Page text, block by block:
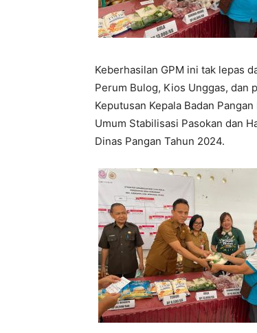
Keberhasilan GPM ini tak lepas
Perum Bulog, Kios Unggas, dan
Keputusan Kepala Badan
Umum Stabilisasi Pasokan dan
Dinas Pangan Tahun 2024.